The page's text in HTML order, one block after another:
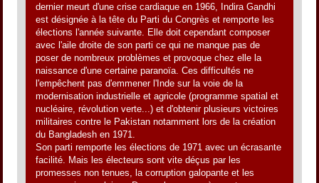
dernier meurt d'une crise cardiaque en 1966, Indira Gandhi
est désignée à la tête du Parti du Congrès et remporte les
élections l'année suivante. Elle doit cependant composer
avec l'aile droite de son parti ce qui ne manque pas de
poser de nombreux problèmes et provoque chez elle la
naissance d'une certaine paranoïa. Ces difficultés ne
l'empêchent pas d'emmener l'Inde sur la voie de la
modernisation industrielle et agricole (programme spatial et
nucléaire, révolution verte...) et d'obtenir plusieurs victoires
militaires contre le Pakistan notamment lors de la création
du Bangladesh en 1971.
Son parti remporte les élections de 1971 avec un écrasante
facilité. Mais les électeurs sont vite déçus par les
promesses non tenues, la corruption galopante et les